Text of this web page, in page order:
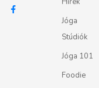
Jóga
Stúdiók
Jóga 101
Foodie